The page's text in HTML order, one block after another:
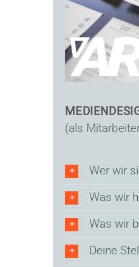
(als
Wer wir
Was wir
Was wir
Deine